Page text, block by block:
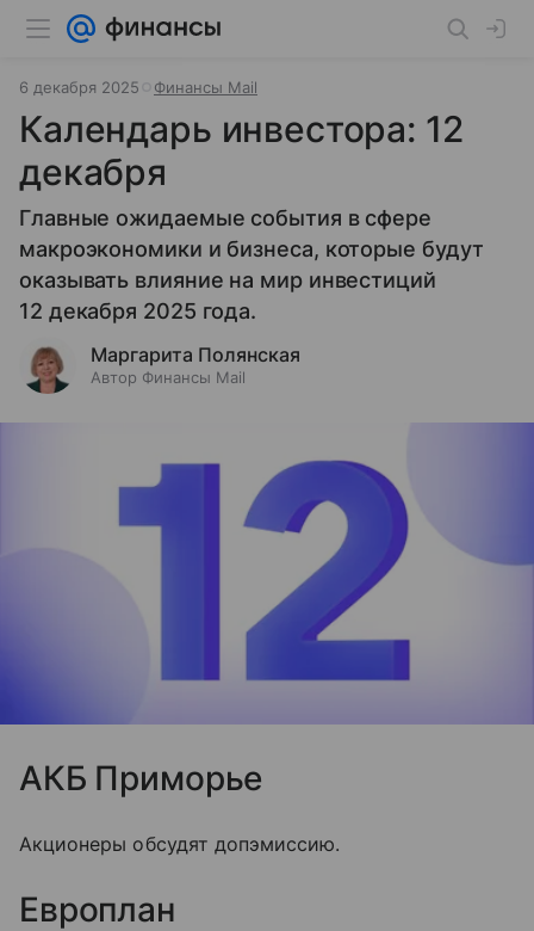
6 декабря 2025 Финансы Mail
Календарь инвестора: 12
декабря
Главные ожидаемые события в сфере
макроэкономики и бизнеса, которые будут
оказывать влияние на мир инвестиций
12 декабря 2025 года.
Маргарита Полянская
Автор Финансы Mail
АКБ Приморье
Акционеры обсудят допэмиссию.
Европлан